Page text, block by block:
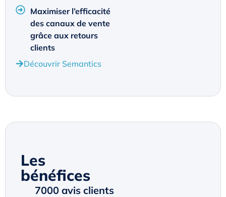
Maximiser l’efficacité
des canaux de vente
grâce aux retours
clients
Découvrir Semantics
Les
bénéfices
7000 avis clients